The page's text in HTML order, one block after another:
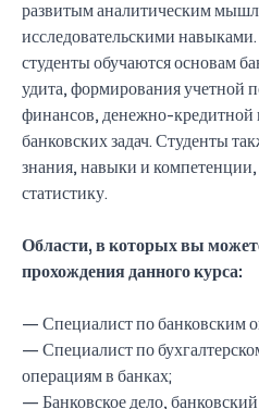
развитым аналитическим
исследовательскими
студенты обучаются основам
удита, формирования учетной
финансов, денежно-кредитной
банковских задач. Студенты
знания, навыки и
статистику.
Области, в которых вы
прохождения данного курса:
— Специалист по банковским
— Специалист по
операциям в банках;
— Банковское дело, банковский